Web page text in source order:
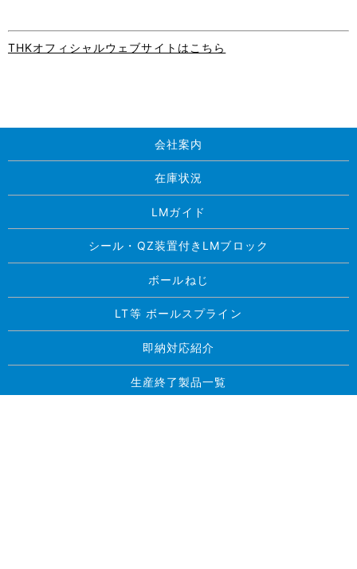
THKオフィシャルウェブサイトはこちら
会社案内
在庫状況
LMガイド
シール・QZ装置付きLMブロック
ボールねじ
LT等 ボールスプライン
即納対応紹介
生産終了製品一覧